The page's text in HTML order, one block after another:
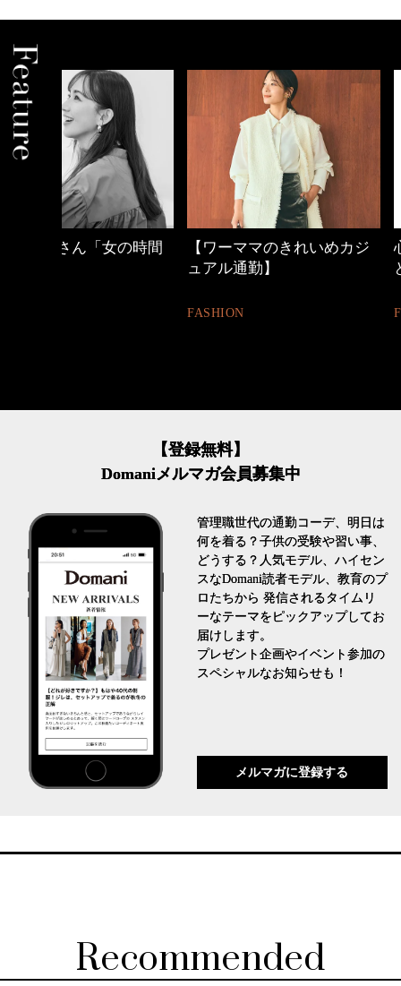
【ワーママのきれいめカジ
心地よくいられる
【登録無料】
Domaniメルマガ会員募集中
管理職世代の通勤コーデ、明日は
何を着る？子供の受験や習い事、
どうする？人気モデル、ハイセン
スなDomani読者モデル、教育のプ
ロたちから 発信されるタイムリ
ーなテーマをピックアップしてお
届けします。
プレゼント企画やイベント参加の
スペシャルなお知らせも！
メルマガに登録する
Recommended